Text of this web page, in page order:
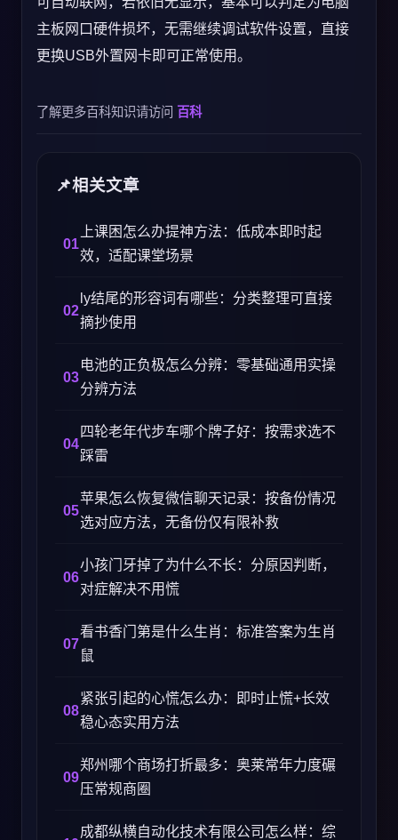
主板网口硬件损坏，无需继续调试软件设置，直接
更换USB外置网卡即可正常使用。
了解更多百科知识请访问 百科
相关文章
上课困怎么办提神方法：低成本即时起
效，适配课堂场景
ly结尾的形容词有哪些：分类整理可直接
摘抄使用
电池的正负极怎么分辨：零基础通用实操
分辨方法
四轮老年代步车哪个牌子好：按需求选不
踩雷
苹果怎么恢复微信聊天记录：按备份情况
选对应方法，无备份仅有限补救
小孩门牙掉了为什么不长：分原因判断，
对症解决不用慌
看书香门第是什么生肖：标准答案为生肖
鼠
紧张引起的心慌怎么办：即时止慌+长效
稳心态实用方法
郑州哪个商场打折最多：奥莱常年力度碾
压常规商圈
成都纵横自动化技术有限公司怎么样：综